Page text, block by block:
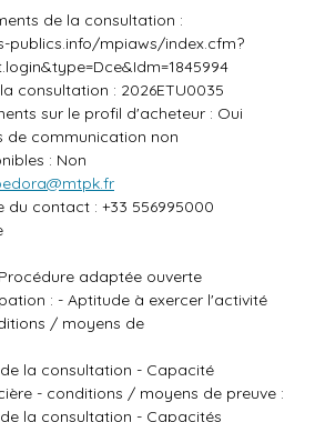
de la consultation :
publics.info/mpiaws/index.cfm?
consultation : 2026ETU0035
sur le profil d'acheteur : Oui
de communication non
: Non
du contact : +33 556995000
adaptée ouverte
: - Aptitude à exercer l'activité
/ moyens de
la consultation - Capacité
- conditions / moyens de preuve :
la consultation - Capacités